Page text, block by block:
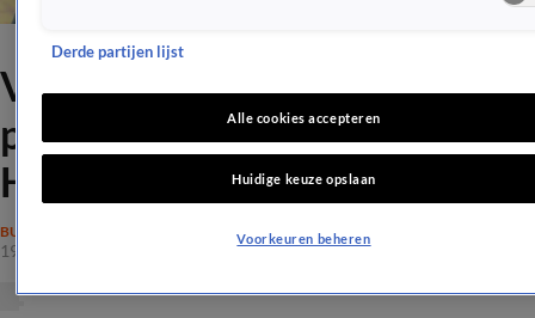
Vlaamse zangeres en
presentatrice Margriet
Hermans heeft kanker
BUITENLAND
19 mei 2026, 13:21
Derde partijen lijst
Alle cookies accepteren
Huidige keuze opslaan
Voorkeuren beheren